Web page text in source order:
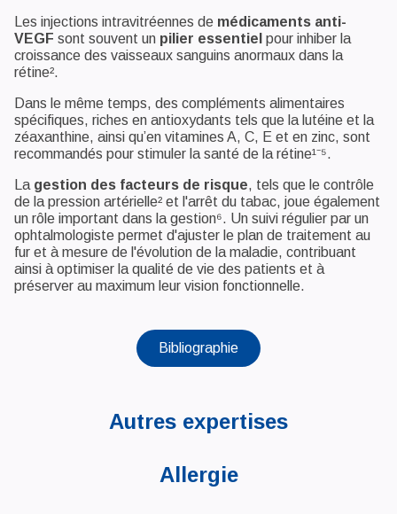
Les injections intravitréennes de médicaments anti-
VEGF sont souvent un pilier essentiel pour inhiber la
croissance des vaisseaux sanguins anormaux dans la
rétine².
Dans le même temps, des compléments alimentaires
spécifiques, riches en antioxydants tels que la lutéine et la
zéaxanthine, ainsi qu’en vitamines A, C, E et en zinc, sont
recommandés pour stimuler la santé de la rétine¹⁻⁵.
La gestion des facteurs de risque, tels que le contrôle
de la pression artérielle² et l'arrêt du tabac, joue également
un rôle important dans la gestion⁶. Un suivi régulier par un
ophtalmologiste permet d'ajuster le plan de traitement au
fur et à mesure de l'évolution de la maladie, contribuant
ainsi à optimiser la qualité de vie des patients et à
préserver au maximum leur vision fonctionnelle.
Bibliographie
Autres expertises
Allergie